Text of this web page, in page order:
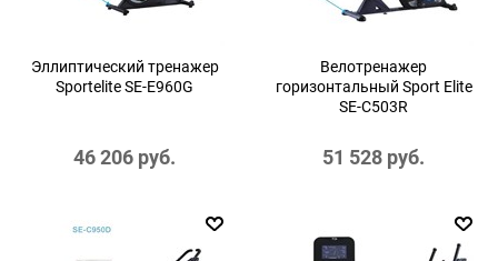
Эллиптический тренажер
Sportelite SE-E960G
46 206 руб.
Велотренажер
горизонтальный Sport Elite
SE-C503R
51 528 руб.